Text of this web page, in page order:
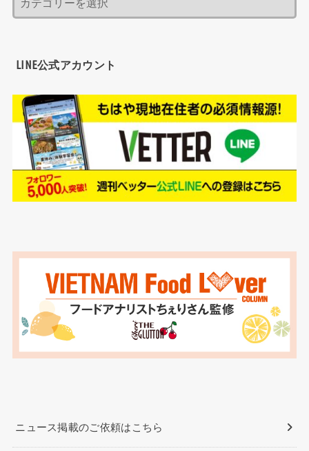
LINE公式アカウント
ニュース掲載のご依頼はこちら